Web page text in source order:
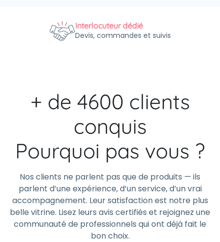
Interlocuteur dédié
Devis, commandes et suivis
+ de 4600 clients
conquis
Pourquoi pas vous ?
Nos clients ne parlent pas que de produits — ils
parlent d’une expérience, d’un service, d’un vrai
accompagnement. Leur satisfaction est notre plus
belle vitrine. Lisez leurs avis certifiés et rejoignez une
communauté de professionnels qui ont déjà fait le
bon choix.